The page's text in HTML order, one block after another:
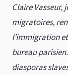
Claire Vasseur,
migratoires,
l’immigration
bureau
diasporas